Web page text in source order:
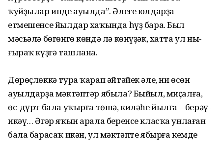
ҡуйҙылар инде ауылда”. Әлеге юлдарҙа
етмешенсе йылдар хаҡында һүҙ бара. Был
мәсьәлә бө­гөнгө көндә лә көнүҙәк, хатта ул ны­
ғыраҡ күҙгә ташлана.
Дөрөҫлөккә тура ҡарап әйтәйек әле, ни өсөн
ауылдарҙа мәктәптәр ябыла? Быйыл, миҫалға,
өс-дүрт бала уҡырға төшә, киләһе йылға – берәү-
икәү… Әгәр яҡын арала беренсе класҡа унлаған
бала барасаҡ икән, ул мәктәпте ябырға кемдең